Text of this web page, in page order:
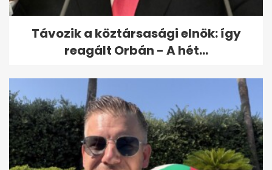
Távozik a köztársasági elnök: így
reagált Orbán - A hét...